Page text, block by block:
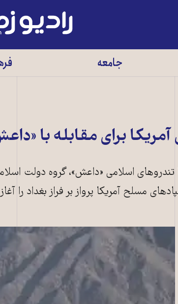
رادیو
زمانه
جامعه
برای مقابله با
تندروهای اسلامی «داعش»، گروه دولت
مسلح آمریکا پرواز بر فراز بغداد را